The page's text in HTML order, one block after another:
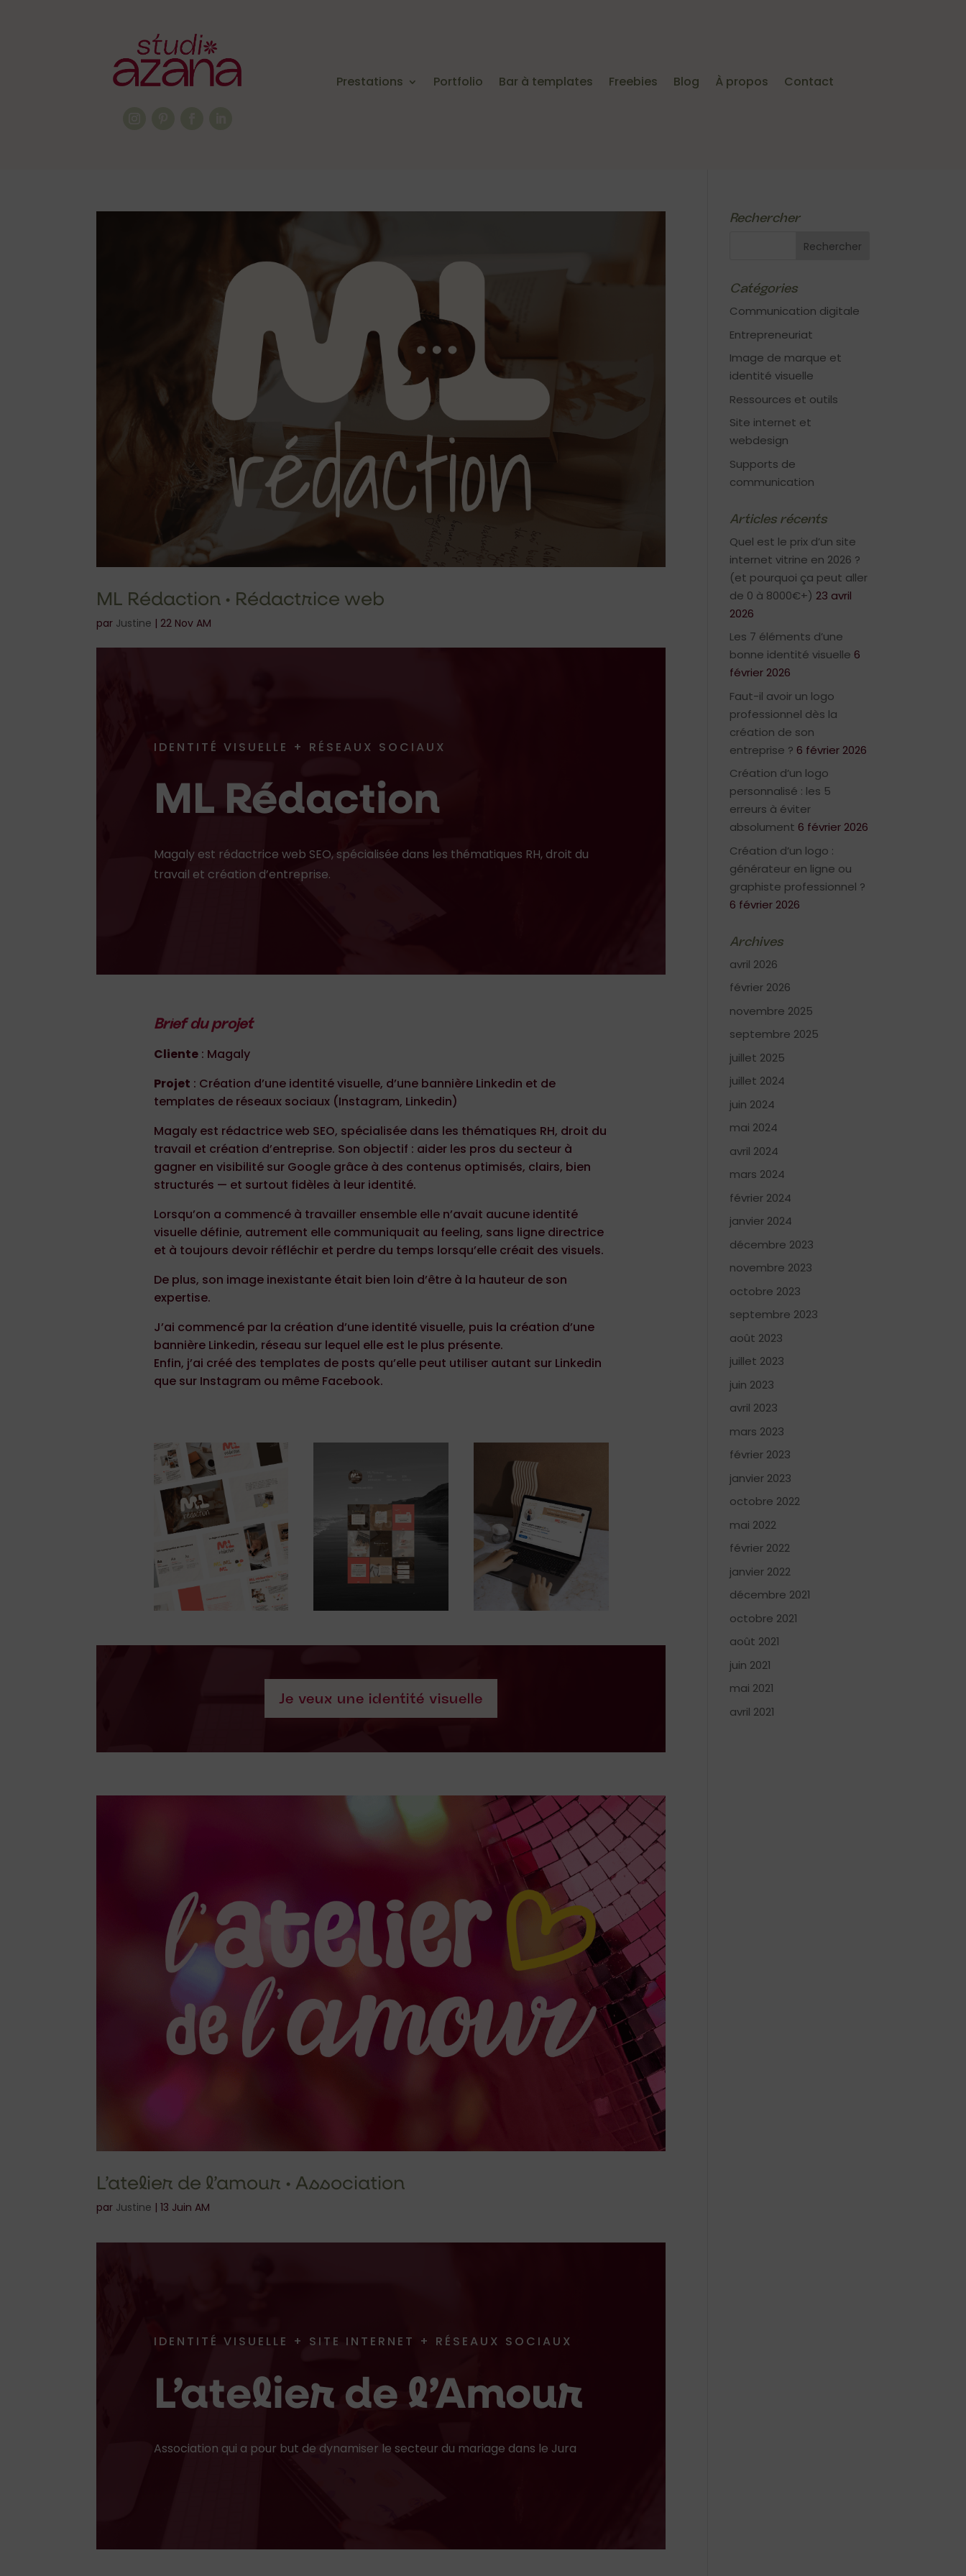
Prestations Portfolio Bar à templates Freebies Blog À propos Contact
ML Rédaction • Rédactrice web
par Justine | 22 Nov AM
IDENTITÉ VISUELLE + RÉSEAUX SOCIAUX
ML Rédaction
Magaly est rédactrice web SEO,spécialisée dans les thématiques RH, droit du
travail et création d’entreprise.
Brief du projet
Cliente: Magaly
Projet : Création d’une identité visuelle, d’une bannière Linkedin et de
templates de réseaux sociaux (Instagram, Linkedin)
Magaly est rédactrice web SEO, spécialisée dans les thématiques RH, droit du
travail et création d’entreprise. Son objectif : aider les pros du secteur à
gagner en visibilité sur Google grâce à des contenus optimisés, clairs, bien
structurés — et surtout fidèles à leur identité.
Lorsqu’on a commencé à travailler ensemble elle n’avait aucune identité
visuelle définie, autrement elle communiquait au feeling, sans ligne directrice
et à toujours devoir réfléchir et perdre du temps lorsqu’elle créait des visuels.
De plus, son image inexistante était bien loin d’être à la hauteur de son
expertise.
J’ai commencé par la création d’une identité visuelle, puis la création d’une
bannière Linkedin, réseau sur lequel elle est le plus présente.
Enfin, j’ai créé des templates de posts qu’elle peut utiliser autant sur Linkedin
que sur Instagram ou même Facebook.
Je veux une identité visuelle
L’atelier de l’amour • Association
par Justine |13 Juin AM
IDENTITÉ VISUELLE + SITE INTERNET + RÉSEAUX SOCIAUX
L’atelier de l’Amour
Association qui a pour but de dynamiser le secteur du mariage dans le Jura
Rechercher
Catégories
Communication digitale
Entrepreneuriat
Image de marque et
identité visuelle
Ressources et outils
Site internet et
webdesign
Supports de
communication
Articles récents
Quel est le prix d’un site
internet vitrine en 2026 ?
(et pourquoi ça peut aller
de 0 à 8000€+) 23 avril
2026
Les 7 éléments d’une
bonne identité visuelle 6
février 2026
Faut-il avoir un logo
professionnel dès la
création de son
entreprise ? 6 février 2026
Création d’un logo
personnalisé : les 5
erreurs à éviter
absolument 6 février 2026
Création d’un logo :
générateur en ligne ou
graphiste professionnel ?
6 février 2026
Archives
avril 2026
février 2026
novembre 2025
septembre 2025
juillet 2025
juillet 2024
juin 2024
mai 2024
avril 2024
mars 2024
février 2024
janvier 2024
décembre 2023
novembre 2023
octobre 2023
septembre 2023
août 2023
juillet 2023
juin 2023
avril 2023
mars 2023
février 2023
janvier 2023
octobre 2022
mai 2022
février 2022
janvier 2022
décembre 2021
octobre 2021
août 2021
juin 2021
mai 2021
avril 2021